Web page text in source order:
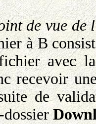
de vue de
à B
avec
recevoir
de
dossier